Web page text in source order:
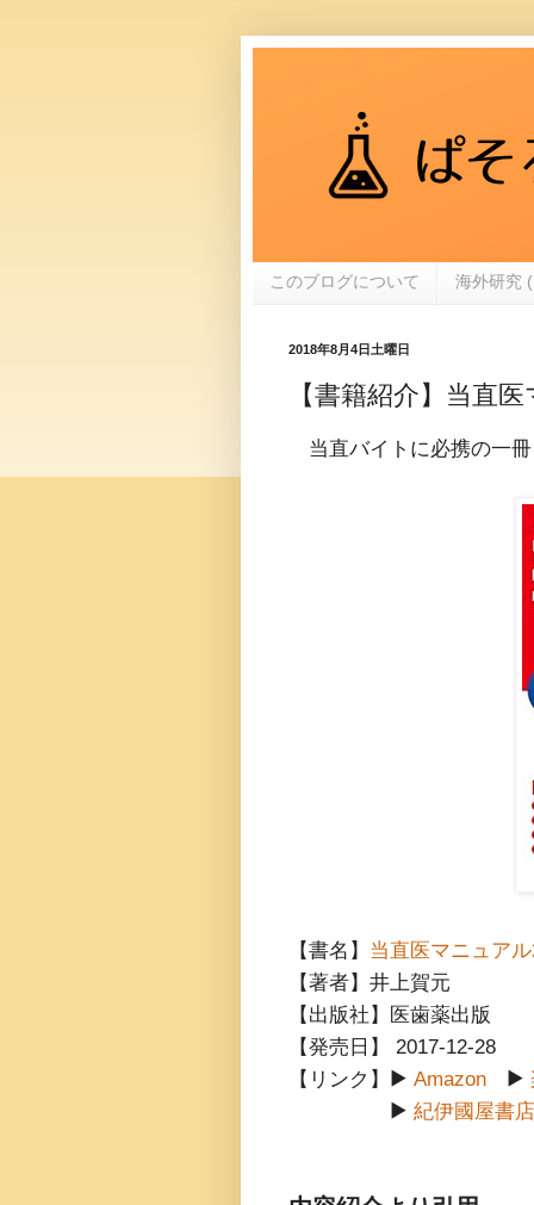
このブログについて 海外研究
2018年8月4日土曜日
【書籍紹介】当直
当直バイトに必携の一
【書名】 当直医マニュア
【著者】井上賀元
【出版社】医歯薬出版
【発売日】 2017-12-28
【リンク】▶ Amazon ▶
▶ 紀伊國屋書店